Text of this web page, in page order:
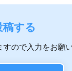
する
ので入力をお願い